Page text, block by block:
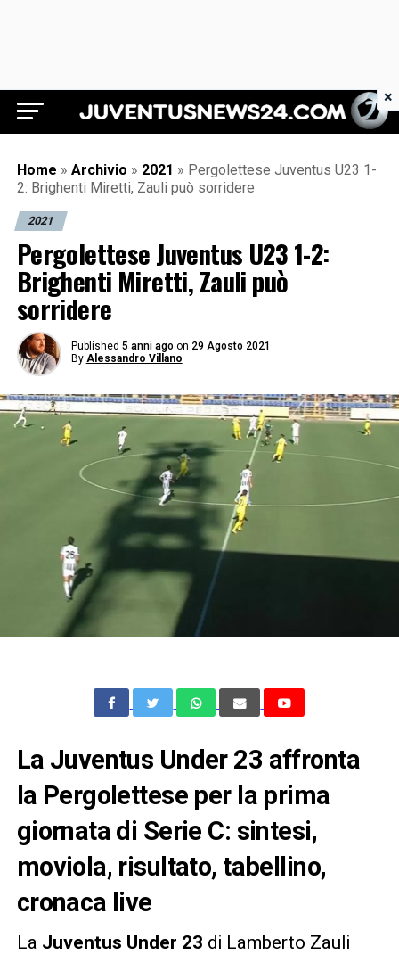
Juventus News 24
Home » Archivio » 2021 » Pergolettese Juventus U23 1-
2: Brighenti Miretti, Zauli può sorridere
2021
Pergolettese Juventus U23 1-2:
Brighenti Miretti, Zauli può
sorridere
Published 5 anni ago on 29 Agosto 2021
By Alessandro Villano
La Juventus Under 23 affronta
la Pergolettese per la prima
giornata di Serie C: sintesi,
moviola, risultato, tabellino,
cronaca live
La Juventus Under 23 di Lamberto Zauli
×